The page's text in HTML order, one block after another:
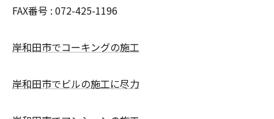
FAX番号 : 072-425-1196
岸和田市でコーキングの施工
岸和田市でビルの施工に尽力